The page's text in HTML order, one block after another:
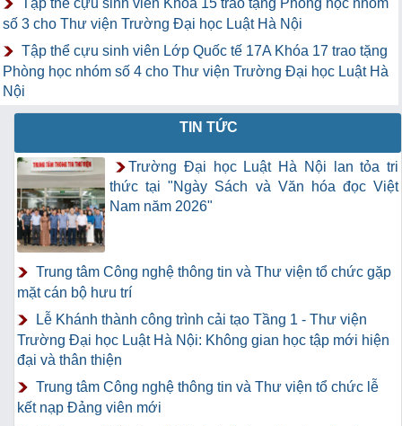
Tập thể cựu sinh viên Khóa 15 trao tặng Phòng học nhóm
số 3 cho Thư viện Trường Đại học Luật Hà Nội
Tập thể cựu sinh viên Lớp Quốc tế 17A Khóa 17 trao tặng
Phòng học nhóm số 4 cho Thư viện Trường Đại học Luật Hà
Nội
TIN TỨC
Trường Đại học Luật Hà Nội lan tỏa tri
thức tại "Ngày Sách và Văn hóa đọc Việt
Nam năm 2026"
Trung tâm Công nghệ thông tin và Thư viện tổ chức gặp
mặt cán bộ hưu trí
Lễ Khánh thành công trình cải tạo Tầng 1 - Thư viện
Trường Đại học Luật Hà Nội: Không gian học tập mới hiện
đại và thân thiện
Trung tâm Công nghệ thông tin và Thư viện tổ chức lễ
kết nạp Đảng viên mới